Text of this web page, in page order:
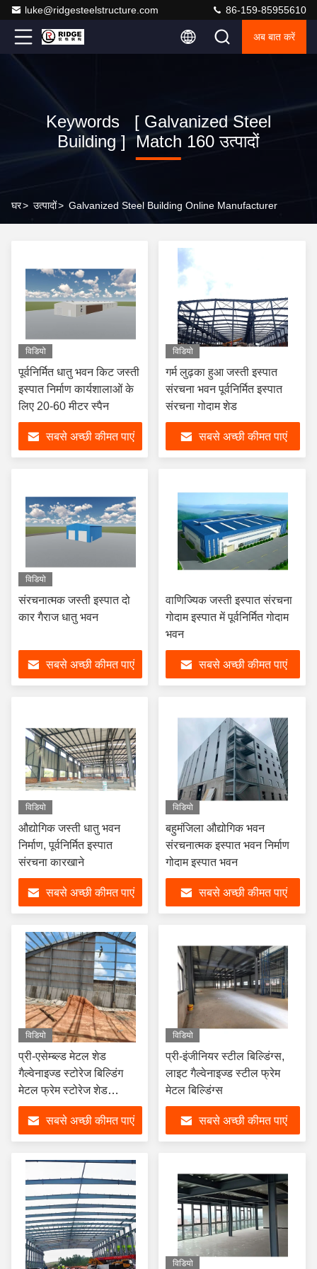
luke@ridgesteelstructure.com 86-159-85955610
अब बात करें
Keywords [ Galvanized Steel
Building ] Match 160 उत्पादों
घर> उत्पादों> Galvanized Steel Building Online Manufacturer
विडियो
पूर्वनिर्मित धातु भवन किट जस्ती
इस्पात निर्माण कार्यशालाओं के
लिए 20-60 मीटर स्पैन
सबसे अच्छी कीमत पाएं
विडियो
गर्म लुढ़का हुआ जस्ती इस्पात
संरचना भवन पूर्वनिर्मित इस्पात
संरचना गोदाम शेड
सबसे अच्छी कीमत पाएं
विडियो
संरचनात्मक जस्ती इस्पात दो
कार गैराज धातु भवन
सबसे अच्छी कीमत पाएं
वाणिज्यिक जस्ती इस्पात संरचना
गोदाम इस्पात में पूर्वनिर्मित गोदाम
भवन
सबसे अच्छी कीमत पाएं
विडियो
औद्योगिक जस्ती धातु भवन
निर्माण, पूर्वनिर्मित इस्पात
संरचना कारखाने
सबसे अच्छी कीमत पाएं
विडियो
बहुमंजिला औद्योगिक भवन
संरचनात्मक इस्पात भवन निर्माण
गोदाम इस्पात भवन
सबसे अच्छी कीमत पाएं
विडियो
प्री-एसेम्ब्ल्ड मेटल शेड
गैल्वेनाइज्ड स्टोरेज बिल्डिंग
मेटल फ्रेम स्टोरेज शेड
स्ट्रक्चरल स्टील पोर्टल फ्रेम
सबसे अच्छी कीमत पाएं
विडियो
प्री-इंजीनियर स्टील बिल्डिंग्स,
लाइट गैल्वेनाइज्ड स्टील फ्रेम
मेटल बिल्डिंग्स
सबसे अच्छी कीमत पाएं
विडियो